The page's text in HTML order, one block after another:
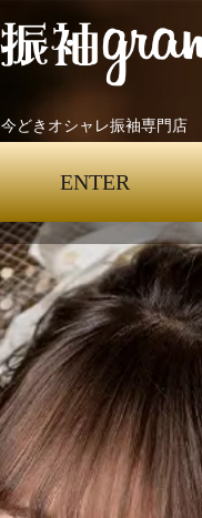
今どきオシャレ振袖専門店
ENTER